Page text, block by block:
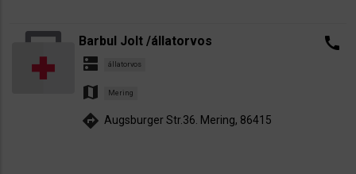
Barbul Jolt /állatorvos
dns állatorvos
map Mering
directions Augsburger Str.36. Mering, 86415
call